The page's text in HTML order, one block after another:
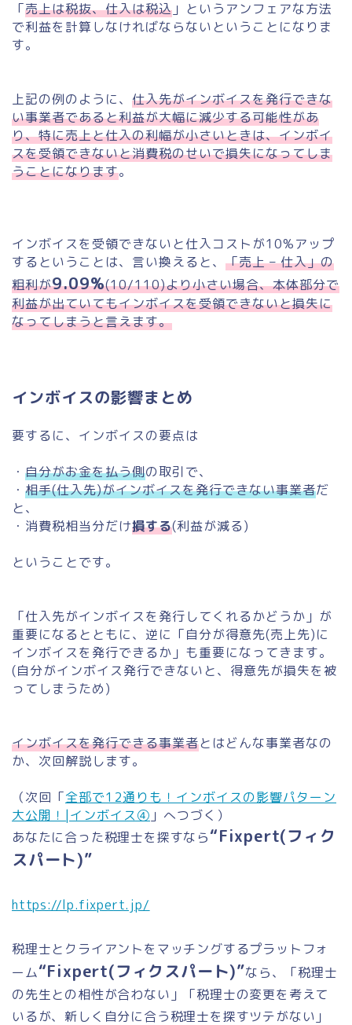
「売上は税抜、仕入は税込 」というアンフェアな方法
で利益を計算しなければならないということになりま
す。
上記の例のように、 仕入先がインボイスを発行できな
い事業者であると利益が大幅に減少する可能性があ
り、特に売上と仕入の利幅が小さいときは、インボイ
スを受領できないと消費税のせいで損失になってしま
うことになります。
インボイスを受領できないと仕入コストが10%アップ
するということは、言い換えると、 「売上 – 仕入」の
粗利が9.09%(10/110)より小さい場合、本体部分で
利益が出ていてもインボイスを受領できないと損失に
なってしまうと言えます。
インボイスの影響まとめ
要するに、インボイスの要点は
・ 自分がお金を払う側の取引で、
・ 相手(仕入先)がインボイスを発行できない事業者だ
と、
・消費税相当分だけ損する(利益が減る)
ということです。
「仕入先がインボイスを発行してくれるかどうか」が
重要になるとともに、逆に「自分が得意先(売上先)に
インボイスを発行できるか」も重要になってきます。
(自分がインボイス発行できないと、得意先が損失を被
ってしまうため)
インボイスを発行できる事業者とはどんな事業者なの
か、次回解説します。
（次回「全部で12通りも！インボイスの影響パターン
大公開！|インボイス④ 」へつづく）
あなたに合った税理士を探すなら“Fixpert(フィク
スパート)”
https://lp.fixpert.jp/
税理士とクライアントをマッチングするプラットフォ
ーム“Fixpert(フィクスパート)”なら、「税理士
の先生との相性が合わない」「税理士の変更を考えて
いるが、新しく自分に合う税理士を探すツテがない」